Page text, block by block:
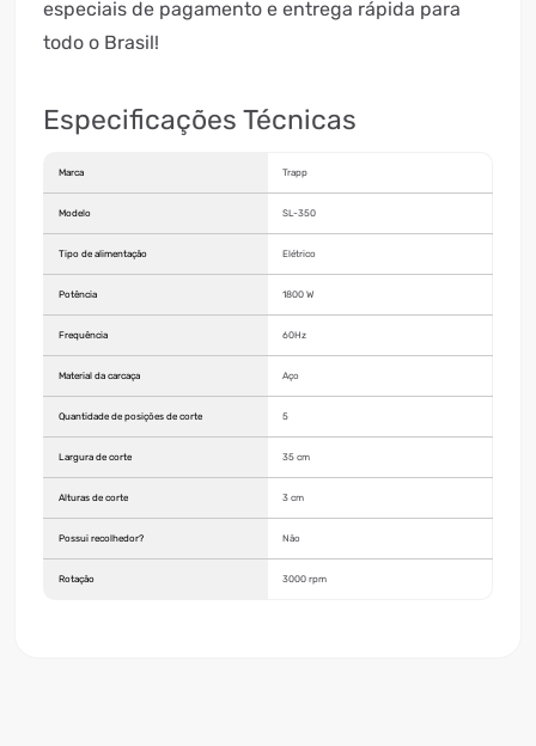
especiais de pagamento e entrega rápida para
todo o Brasil!
Especificações Técnicas
Marca Trapp
Modelo SL-350
Tipo de alimentação Elétrico
Potência 1800 W
Frequência 60Hz
Material da carcaça Aço
Quantidade de posições de corte 5
Largura de corte 35 cm
Alturas de corte 3 cm
Possui recolhedor? Não
Rotação 3000 rpm